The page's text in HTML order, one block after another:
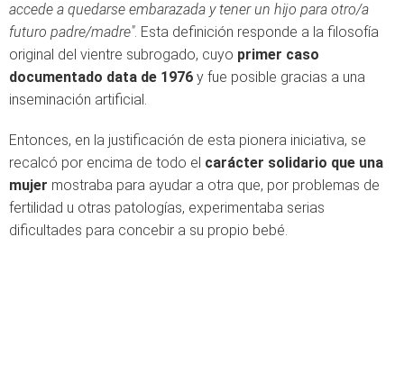
accede a quedarse embarazada y tener un hijo para otro/a
futuro padre/madre". Esta definición responde a la filosofía
original del vientre subrogado, cuyo primer caso
documentado data de 1976 y fue posible gracias a una
inseminación artificial.
Entonces, en la justificación de esta pionera iniciativa, se
recalcó por encima de todo el carácter solidario que una
mujer mostraba para ayudar a otra que, por problemas de
fertilidad u otras patologías, experimentaba serias
dificultades para concebir a su propio bebé.